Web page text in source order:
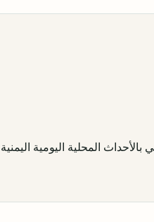
المحلية اليومية اليمنية